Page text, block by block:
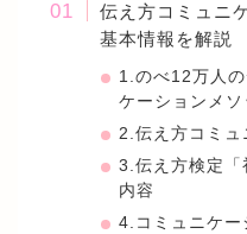
伝え方コミュニ
基本情報を解説
1.のべ12万人
ケーションメソ
2.伝え方コミュ
3.伝え方検定「
内容
4.コミュニケー